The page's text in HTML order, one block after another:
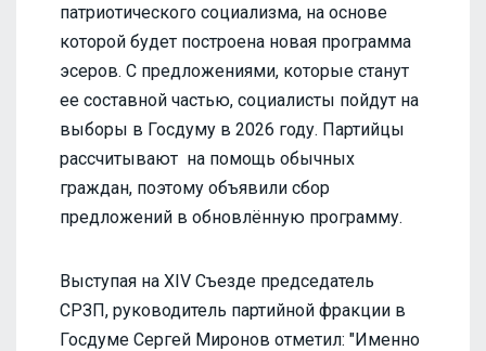
патриотического социализма, на основе
которой будет построена новая программа
эсеров. С предложениями, которые станут
ее составной частью, социалисты пойдут на
выборы в Госдуму в 2026 году. Партийцы
рассчитывают на помощь обычных
граждан, поэтому объявили сбор
предложений в обновлённую программу.
Выступая на XIV Съезде председатель
СРЗП, руководитель партийной фракции в
Госдуме Сергей Миронов отметил: "Именно